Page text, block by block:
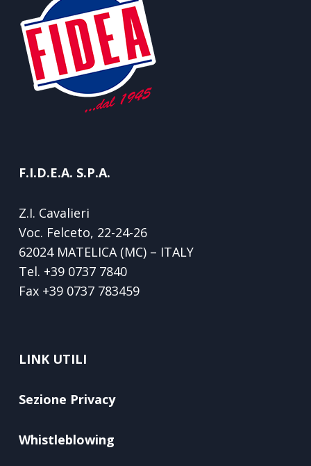
F.I.D.E.A. S.P.A.
Z.I. Cavalieri
Voc. Felceto, 22-24-26
62024 MATELICA (MC) – ITALY
Tel. +39 0737 7840
Fax +39 0737 783459
LINK UTILI
Sezione Privacy
Whistleblowing